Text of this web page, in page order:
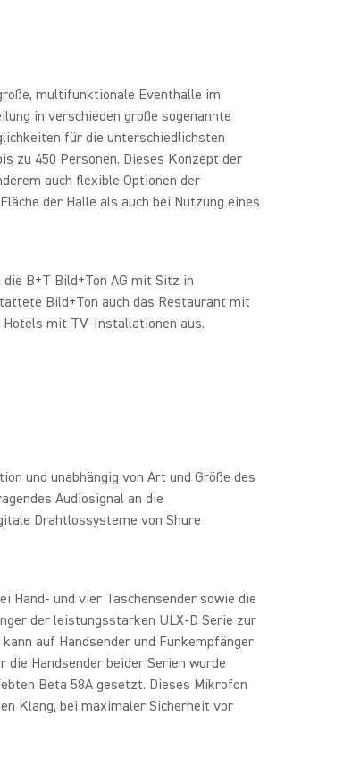
multifunktionale Eventhalle im
in verschieden große sogenannte
für die unterschiedlichsten
zu 450 Personen. Dieses Konzept der
auch flexible Optionen der
der Halle als auch bei Nutzung eines
B+T Bild+Ton AG mit Sitz in
Bild+Ton auch das Restaurant mit
Hotels mit TV-Installationen aus.
und unabhängig von Art und Größe des
Audiosignal an die
Drahtlossysteme von Shure
Hand- und vier Taschensender sowie die
der leistungsstarken ULX-D Serie zur
auf Handsender und Funkempfänger
die Handsender beider Serien wurde
Beta 58A gesetzt. Dieses Mikrofon
Klang, bei maximaler Sicherheit vor